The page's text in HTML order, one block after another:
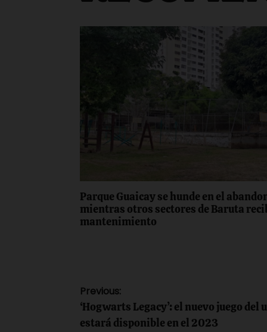
Parque Guaicay se hunde en el
mientras otros sectores de Baruta
mantenimiento
Navegación
de
Previous:
‘Hogwarts Legacy’: el nuevo juego
estará disponible en el 2023